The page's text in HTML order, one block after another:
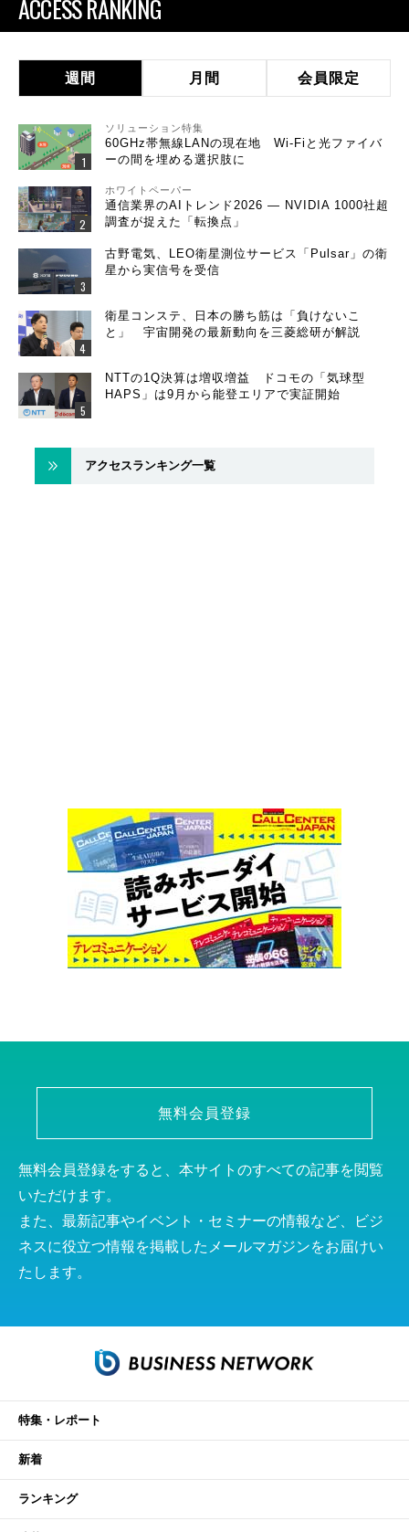
ACCESS RANKING
週間 月間 会員限定
ソリューション特集
60GHz帯無線LANの現在地 Wi-Fiと光ファイバ
ーの間を埋める選択肢に
ホワイトペーパー
通信業界のAIトレンド2026 ― NVIDIA 1000社超
調査が捉えた「転換点」
古野電気、LEO衛星測位サービス「Pulsar」の衛
星から実信号を受信
衛星コンステ、日本の勝ち筋は「負けないこ
と」 宇宙開発の最新動向を三菱総研が解説
NTTの1Q決算は増収増益 ドコモの「気球型
HAPS」は9月から能登エリアで実証開始
アクセスランキング一覧
無料会員登録
無料会員登録をすると、本サイトのすべての記事を閲覧
いただけます。
また、最新記事やイベント・セミナーの情報など、ビジ
ネスに役立つ情報を掲載したメールマガジンをお届けい
たします。
特集・レポート
新着
ランキング